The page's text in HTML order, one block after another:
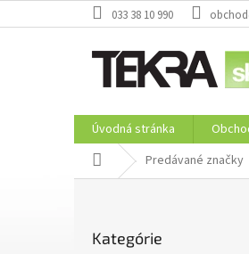
na
033 38 10 990
Úvodná stránka
DomovPredávané značky
kategórie
Kategórie